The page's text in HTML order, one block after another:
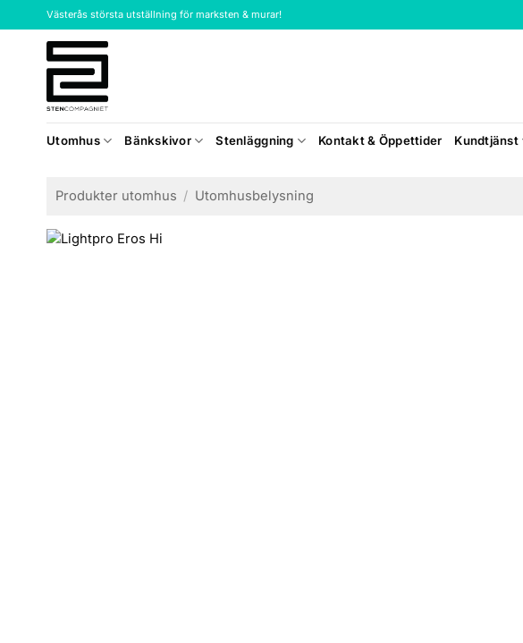
to
Västerås största utställning för marksten & murar!
Utomhus Bänkskivor Stenläggning Kontakt & Öppettider Kundtjänst
Produkter utomhus / Utomhusbelysning